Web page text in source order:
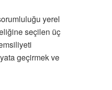
yerel
seçilen üç
geçirmek ve